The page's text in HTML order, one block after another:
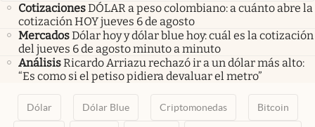
CotizacionesDÓLAR a peso colombiano: a cuánto abre la
cotización HOY jueves 6 de agosto
MercadosDólar hoy y dólar blue hoy: cuál es la cotización
del jueves 6 de agosto minuto a minuto
AnálisisRicardo Arriazu rechazó ir a un dólar más alto:
“Es como si el petiso pidiera devaluar el metro”
Dólar Dólar Blue Criptomonedas Bitcoin